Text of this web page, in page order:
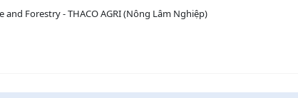
Forestry - THACO AGRI (Nông Lâm Nghiệp)